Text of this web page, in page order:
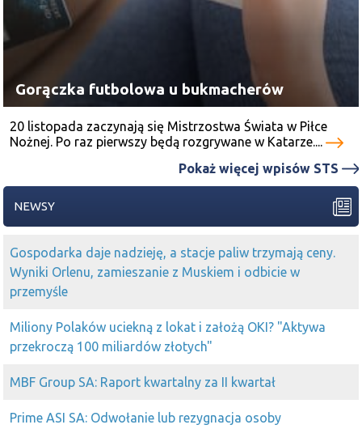
Gorączka futbolowa u bukmacherów
20 listopada zaczynają się Mistrzostwa Świata w Piłce
Nożnej. Po raz pierwszy będą rozgrywane w Katarze....
Pokaż więcej wpisów STS
NEWSY
Gospodarka daje nadzieję, a stacje paliw trzymają ceny.
Wyniki Orlenu, zamieszanie z Muskiem i odbicie w
przemyśle
Miliony Polaków uciekną z lokat i założą OKI? "Aktywa
przekroczą 100 miliardów złotych"
MBF Group SA: Raport kwartalny za II kwartał
Prime ASI SA: Odwołanie lub rezygnacja osoby